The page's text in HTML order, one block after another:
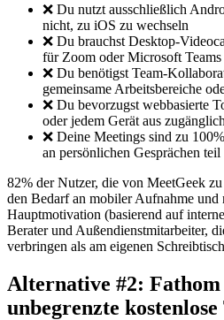
❌ Du nutzt ausschließlich
nicht, zu iOS zu wechseln
❌ Du brauchst Desktop-
für Zoom oder Microsoft Teams
❌ Du benötigst Team-
gemeinsame Arbeitsbereiche
❌ Du bevorzugst webbasierte
oder jedem Gerät aus
❌ Deine Meetings sind zu
an persönlichen Gesprächen teil
82% der Nutzer, die von MeetGeek
den Bedarf an mobiler Aufnahme
Hauptmotivation (basierend auf
Berater und Außendienstmitarbeiter,
verbringen als am eigenen
Alternative #2:
unbegrenzte